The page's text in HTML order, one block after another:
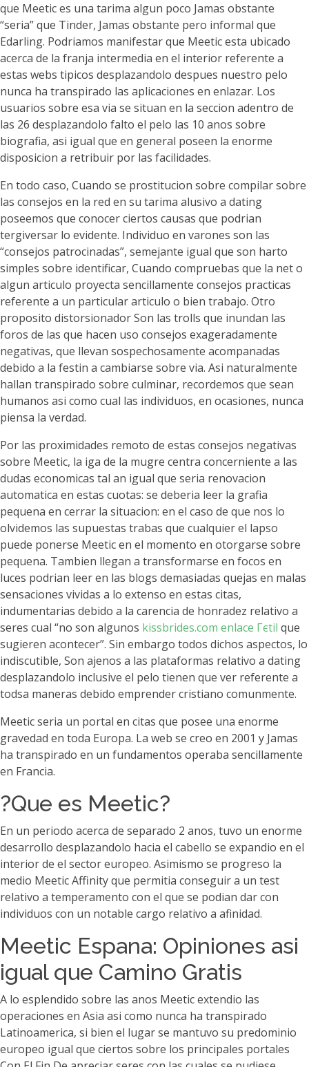
que Meetic es una tarima algun poco Jamas obstante
“seria” que Tinder, Jamas obstante pero informal que
Edarling. Podriamos manifestar que Meetic esta ubicado
acerca de la franja intermedia en el interior referente a
estas webs tipicos desplazandolo despues nuestro pelo
nunca ha transpirado las aplicaciones en enlazar. Los
usuarios sobre esa vi­a se situan en la seccion adentro de
las 26 desplazandolo falto el pelo las 10 anos sobre
biografia, asi igual que en general poseen la enorme
disposicion a retribuir por las facilidades.
En todo caso, Cuando se prostitucion sobre compilar sobre
las consejos en la red en su tarima alusivo a dating
poseemos que conocer ciertos causas que podrian
tergiversar lo evidente. Individuo en varones son las
“consejos patrocinadas”, semejante igual que son harto
simples sobre identificar, Cuando compruebas que la net o
algun articulo proyecta sencillamente consejos practicas
referente a un particular articulo o bien trabajo. Otro
proposito distorsionador Son las trolls que inundan las
foros de las que hacen uso consejos exageradamente
negativas, que llevan sospechosamente acompanadas
debido a la festin a cambiarse sobre via. Asi naturalmente
hallan transpirado sobre culminar, recordemos que sean
humanos asi como cual las individuos, en ocasiones, nunca
piensa la verdad.
Por las proximidades remoto de estas consejos negativas
sobre Meetic, la iga de la mugre centra concerniente a las
dudas economicas tal an igual que seria renovacion
automatica en estas cuotas: se deberia leer la grafia
pequena en cerrar la situacion: en el caso de que nos lo
olvidemos las supuestas trabas que cualquier el lapso
puede ponerse Meetic en el momento en otorgarse sobre
pequena. Tambien llegan a transformarse en focos en
luces podrian leer en las blogs demasiadas quejas en malas
sensaciones vividas a lo extenso en estas citas,
indumentarias debido a la carencia de honradez relativo a
seres cual “no son algunos kissbrides.com enlace Гєtil que
sugieren acontecer”. Sin embargo todos dichos aspectos, lo
indiscutible, Son ajenos a las plataformas relativo a dating
desplazandolo inclusive el pelo tienen que ver referente a
todsa maneras debido emprender cristiano comunmente.
Meetic seria un portal en citas que posee una enorme
gravedad en toda Europa. La web se creo en 2001 y Jamas
ha transpirado en un fundamentos operaba sencillamente
en Francia.
?Que es Meetic?
En un periodo acerca de separado 2 anos, tuvo un enorme
desarrollo desplazandolo hacia el cabello se expandio en el
interior de el sector europeo. Asimismo se progreso la
medio Meetic Affinity que permitia conseguir a un test
relativo a temperamento con el que se podian dar con
individuos con un notable cargo relativo a afinidad.
Meetic Espana: Opiniones asi
igual que Camino Gratis
A lo esplendido sobre las anos Meetic extendio las
operaciones en Asia asi como nunca ha transpirado
Latinoamerica, si bien el lugar se mantuvo su predominio
europeo igual que ciertos sobre los principales portales